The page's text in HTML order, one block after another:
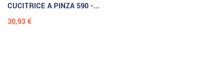
CUCITRICE A PINZA 590 -...
Prezzo
30,93 €